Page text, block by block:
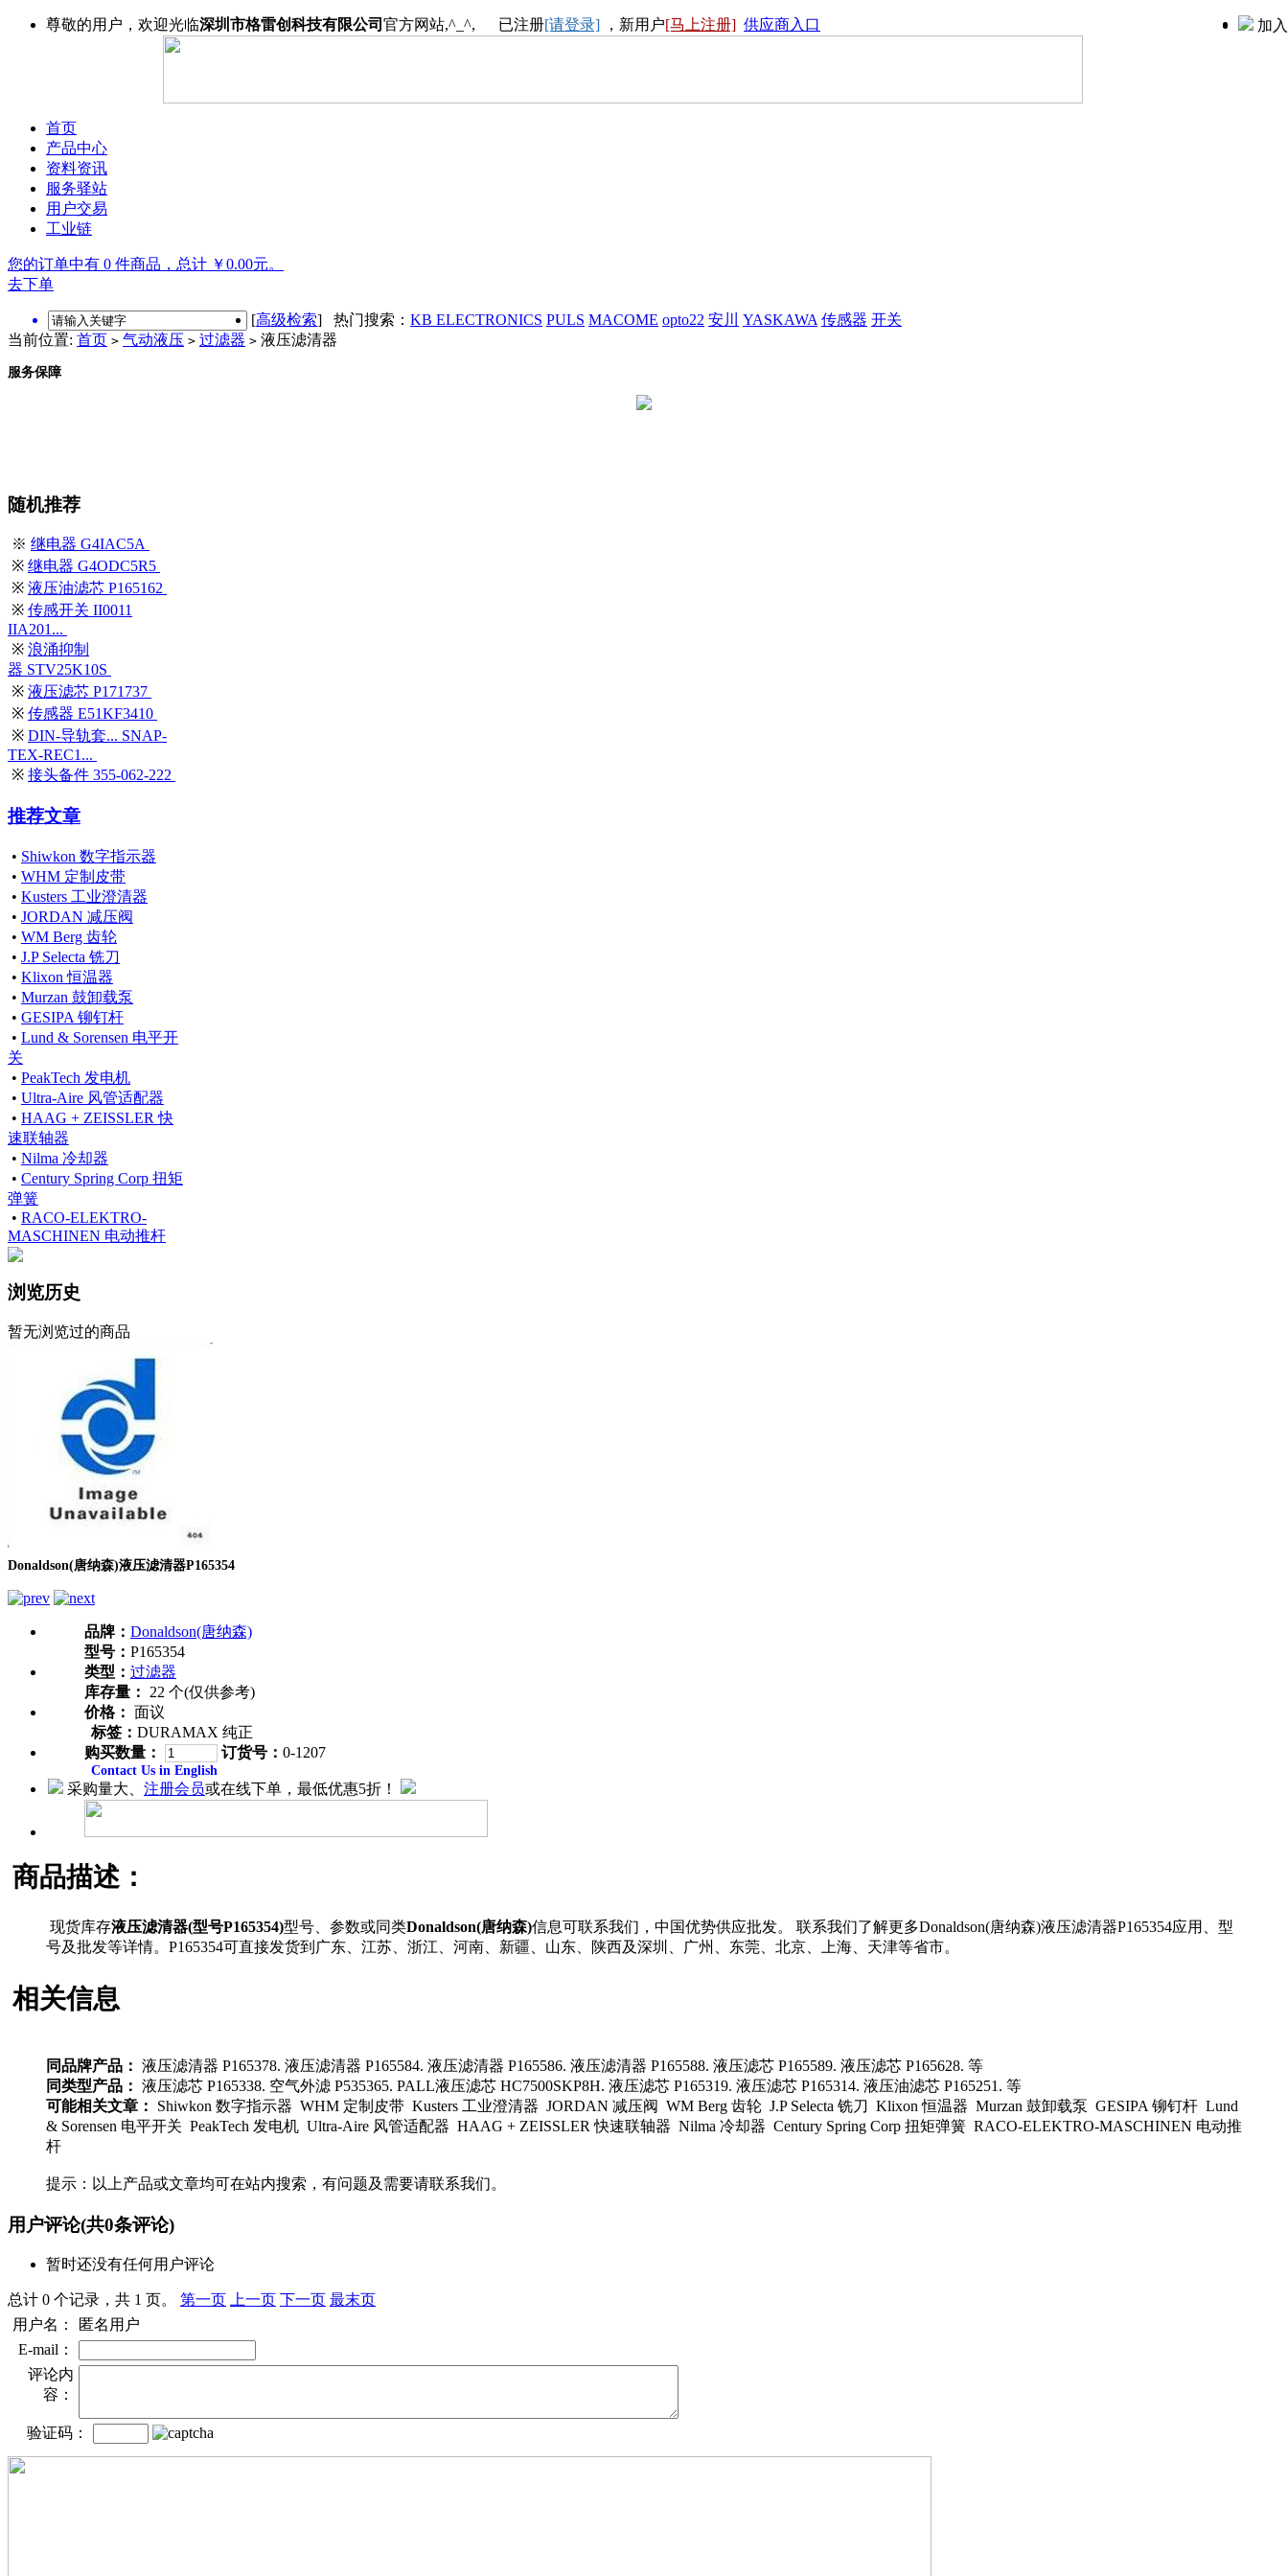
尊敬的用户，欢迎光临深圳市格雷创科技有限公司 官方网站,^_^, 已注册[请登录] ，新用户[马上注册] 供应商入口 加
首页
产品中心
资料资讯
服务驿站
用户交易
工业链
您的订单中有 0 件商品，总计 ￥0.00元。
去下单
[高级检索] 热门搜索： KB ELECTRONICS PULS MACOME opto22 安川 YASKAWA 传感器 开关
当前位置: 首页 > 气动液压 > 过滤器 > 液压滤清器
服务保障
随机推荐
※ 继电器 G4IAC5A
※ 继电器 G4ODC5R5
※ 液压油滤芯 P165162
※ 传感开关 II0011
IIA201...
※ 浪涌抑制
器 STV25K10S
※ 液压滤芯 P171737
※ 传感器 E51KF3410
※ DIN-导轨套... SNAP-
TEX-REC1...
※ 接头备件 355-062-222
推荐文章
• Shiwkon 数字指示器
• WHM 定制皮带
• Kusters 工业澄清器
• JORDAN 减压阀
• WM Berg 齿轮
• J.P Selecta 铣刀
• Klixon 恒温器
• Murzan 鼓卸载泵
• GESIPA 铆钉杆
• Lund & Sorensen 电平开
关
• PeakTech 发电机
• Ultra-Aire 风管适配器
• HAAG + ZEISSLER 快
速联轴器
• Nilma 冷却器
• Century Spring Corp 扭矩
弹簧
• RACO-ELEKTRO-
MASCHINEN 电动推杆
浏览历史
暂无浏览过的商品
Donaldson(唐纳森)液压滤清器P165354
品牌： Donaldson(唐纳森)
型号： P165354
类型： 过滤器
库存量：
22 个(仅供参考)
价格： 面议
标签： DURAMAX 纯正
购买数量：
订货号： 0-1207
Contact Us in English
采购量大、 注册会员或在线下单，最低优惠5折！
商品描述：
现货库存液压滤清器(型号P165354)型号、参数或同类Donaldson(唐纳森)信息可联系我们，中国优势供应批发。 联系我们了解更多Donaldson(唐纳森)液压滤清器P165354应用、型
号及批发等详情。P165354可直接发货到广东、江苏、浙江、河南、新疆、山东、陕西及深圳、广州、东莞、北京、上海、天津等省市。
相关信息
同品牌产品： 液压滤清器 P165378. 液压滤清器 P165584. 液压滤清器 P165586. 液压滤清器 P165588. 液压滤芯 P165589. 液压滤芯 P165628. 等
同类型产品： 液压滤芯 P165338. 空气外滤 P535365. PALL液压滤芯 HC7500SKP8H. 液压滤芯 P165319. 液压滤芯 P165314. 液压油滤芯 P165251. 等
可能相关文章：
Shiwkon 数字指示器 WHM 定制皮带 Kusters 工业澄清器 JORDAN 减压阀 WM Berg 齿轮 J.P Selecta 铣刀 Klixon 恒温器 Murzan 鼓卸载泵 GESIPA 铆钉杆 Lund
& Sorensen 电平开关 PeakTech 发电机 Ultra-Aire 风管适配器 HAAG + ZEISSLER 快速联轴器 Nilma 冷却器 Century Spring Corp 扭矩弹簧 RACO-ELEKTRO-MASCHINEN 电动推
杆
提示：以上产品或文章均可在站内搜索，有问题及需要请联系我们。
用户评论(共0条评论)
暂时还没有任何用户评论
总计 0 个记录，共 1 页。 第一页 上一页 下一页 最末页
用户名：
匿名用户
E-mail：
评论内
容：
验证码：